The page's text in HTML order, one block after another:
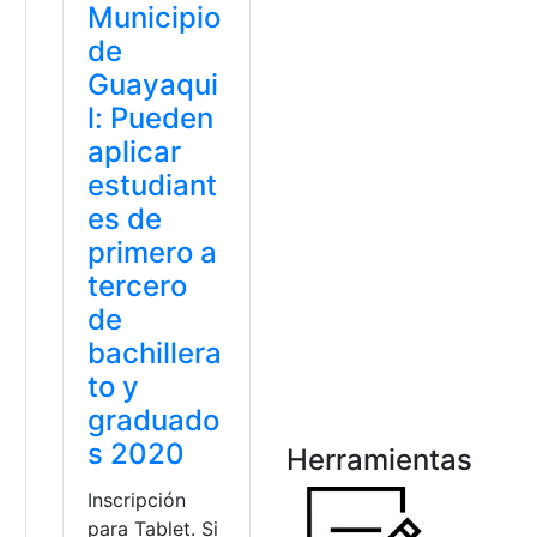
Municipio
inscripción,Municipio de Guayaquil
Municipio
de
Guayaqui
l: Pueden
aplicar
estudiant
es de
primero a
tercero
de
bachillera
to y
graduado
s 2020
Inscripción
para Tablet. Si
Herramientas